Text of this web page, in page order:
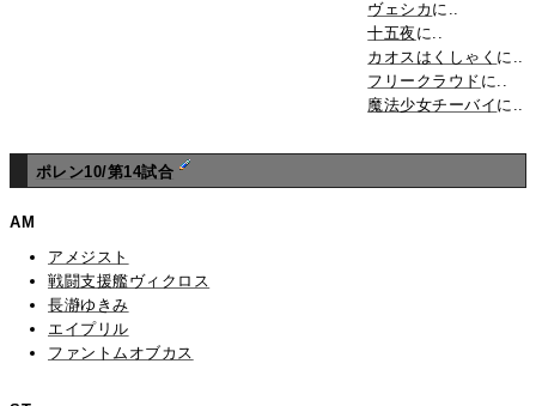
ヴェシカ に..
十五夜 に..
カオスはくしゃく に..
フリークラウド に..
魔法少女チーバイ に..
ポレン10/第14試合
AM
アメジスト
戦闘支援艦ヴィクロス
長瀞ゆきみ
エイプリル
ファントムオブカス